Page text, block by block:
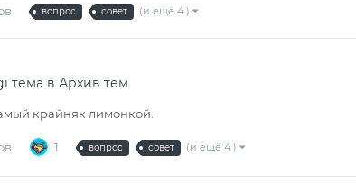
вопрос совет (и ещё 4 )
тема в Архив тем
крайняк лимонкой.
1 вопрос совет (и ещё 4 )